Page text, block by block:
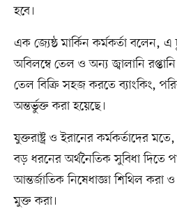
হবে।
এক জ্যেষ্ঠ মার্কিন কর্মকর্তা বলেন, এ
অবিলম্বে তেল ও অন্য জ্বালানি
তেল বিক্রি সহজ করতে ব্যাংকিং,
অন্তর্ভুক্ত করা হয়েছে।
যুক্তরাষ্ট্র ও ইরানের কর্মকর্তাদের
বড় ধরনের অর্থনৈতিক সুবিধা
আন্তর্জাতিক নিষেধাজ্ঞা শিথিল করা
মুক্ত করা।